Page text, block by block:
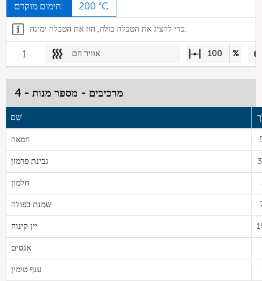
חימום מוקדם: 200 °C
כדי להציג את הטבלה כולה, הזז את הטבלה ימינה.
1 אוויר חם 100 %
מרכיבים - מספר מנות - 4
שֵׁם
חמאה
גבינת פרמזן
חלמון
שמנת כפולה
יין קינוח
אגסים
ענף טימין